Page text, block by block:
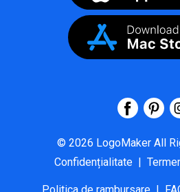
© 2026 LogoMaker All
Confidențialitate |